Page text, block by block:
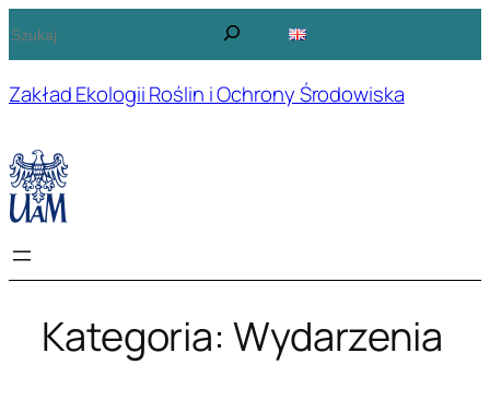
do
S
k
Zakład Ekologii Roślin i Ochrony Środowiska
Kategoria: Wydarzenia